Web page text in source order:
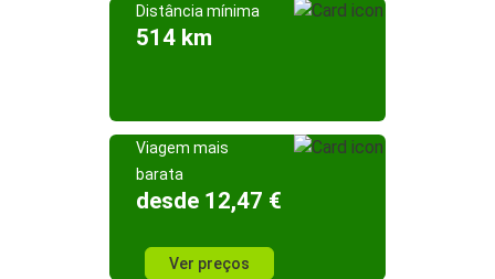
Distância mínima
514 km
Viagem mais
barata
desde 12,47 €
Ver preços